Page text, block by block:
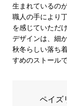
生まれているのが
職人の手により
を感じていただ
デザインは、細
秋冬らしい落ち
すめのストールで
ペイズ